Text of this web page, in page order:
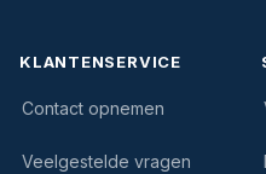
KLANTENSERVICE
Contact opnemen
Veelgestelde vragen